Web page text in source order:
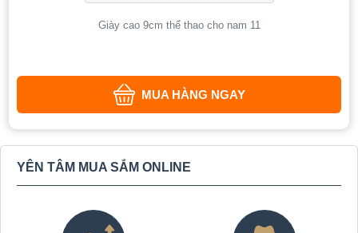
Giày cao 9cm thể thao cho nam 11
MUA HÀNG NGAY
YÊN TÂM MUA SẮM ONLINE